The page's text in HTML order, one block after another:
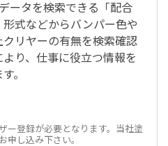
ータを検索できる「配合
式などからバンパー色や
リヤーの有無を検索確認
り、仕事に役立つ情報を
。
ー登録が必要となります。当社塗
申し込み下さい。